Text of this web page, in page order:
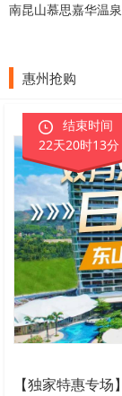
南昆山慕思嘉华温
惠州抢购
结束时间
22天20时13分
【独家特惠专